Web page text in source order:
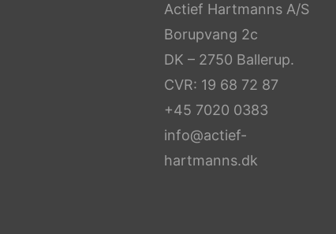
Actief Hartmanns A/S
Borupvang 2c
DK – 2750 Ballerup.
CVR: 19 68 72 87
+45 7020 0383
info@actief-
hartmanns.dk